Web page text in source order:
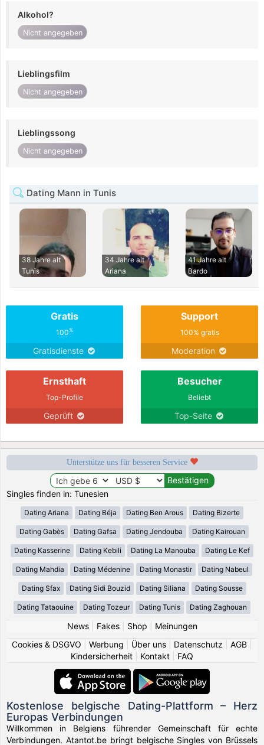
Alkohol?
Nicht angegeben
Lieblingsfilm
Nicht angegeben
Lieblingssong
Nicht angegeben
Dating Mann in Tunis
38 Jahre alt
Tunis
34 Jahre alt
Ariana
41 Jahre alt
Bardo
Gratis
100%
Gratisdienste
Support
100% gratis
Moderation
Ernsthaft
Top-Profile
Geprüft
Besucher
Beliebt
Top-Seite
Unterstütze uns für besseren Service
Singles finden in: Tunesien
Dating Ariana Dating Béja Dating Ben Arous Dating Bizerte
Dating Gabès Dating Gafsa Dating Jendouba Dating Kairouan
Dating Kasserine Dating Kebili Dating La Manouba Dating Le Kef
Dating Mahdia Dating Médenine Dating Monastir Dating Nabeul
Dating Sfax Dating Sidi Bouzid Dating Siliana Dating Sousse
Dating Tataouine Dating Tozeur Dating Tunis Dating Zaghouan
News| Fakes| Shop
Meinungen
Cookies & DSGVO
Werbung Über uns Datenschutz AGB
Kindersicherheit
Kontakt FAQ
Kostenlose belgische Dating-Plattform – Herz
Europas Verbindungen
Willkommen in Belgiens führender Gemeinschaft für echte
Verbindungen. Atantot.be bringt belgische Singles von Brüssels